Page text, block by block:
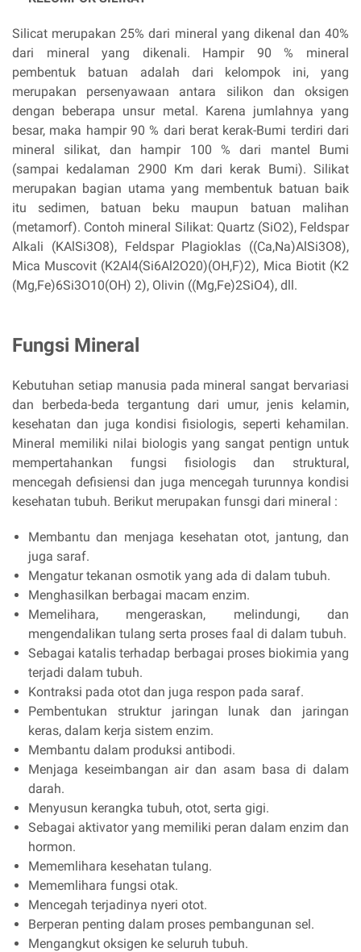
Silicat merupakan 25% dari mineral yang dikenal dan 40%
dari mineral yang dikenali. Hampir 90 % mineral
pembentuk batuan adalah dari kelompok ini, yang
merupakan persenyawaan antara silikon dan oksigen
dengan beberapa unsur metal. Karena jumlahnya yang
besar, maka hampir 90 % dari berat kerak-Bumi terdiri dari
mineral silikat, dan hampir 100 % dari mantel Bumi
(sampai kedalaman 2900 Km dari kerak Bumi). Silikat
merupakan bagian utama yang membentuk batuan baik
itu sedimen, batuan beku maupun batuan malihan
(metamorf). Contoh mineral Silikat: Quartz (SiO2), Feldspar
Alkali (KAlSi3O8), Feldspar Plagioklas ((Ca,Na)AlSi3O8),
Mica Muscovit (K2Al4(Si6Al2O20)(OH,F)2), Mica Biotit (K2
(Mg,Fe)6Si3O10(OH) 2), Olivin ((Mg,Fe)2SiO4), dll.
Fungsi Mineral
Kebutuhan setiap manusia pada mineral sangat bervariasi
dan berbeda-beda tergantung dari umur, jenis kelamin,
kesehatan dan juga kondisi fisiologis, seperti kehamilan.
Mineral memiliki nilai biologis yang sangat pentign untuk
mempertahankan fungsi fisiologis dan struktural,
mencegah defisiensi dan juga mencegah turunnya kondisi
kesehatan tubuh. Berikut merupakan funsgi dari mineral :
Membantu dan menjaga kesehatan otot, jantung, dan
juga saraf.
Mengatur tekanan osmotik yang ada di dalam tubuh.
Menghasilkan berbagai macam enzim.
Memelihara, mengeraskan, melindungi, dan
mengendalikan tulang serta proses faal di dalam tubuh.
Sebagai katalis terhadap berbagai proses biokimia yang
terjadi dalam tubuh.
Kontraksi pada otot dan juga respon pada saraf.
Pembentukan struktur jaringan lunak dan jaringan
keras, dalam kerja sistem enzim.
Membantu dalam produksi antibodi.
Menjaga keseimbangan air dan asam basa di dalam
darah.
Menyusun kerangka tubuh, otot, serta gigi.
Sebagai aktivator yang memiliki peran dalam enzim dan
hormon.
Mememlihara kesehatan tulang.
Mememlihara fungsi otak.
Mencegah terjadinya nyeri otot.
Berperan penting dalam proses pembangunan sel.
Mengangkut oksigen ke seluruh tubuh.